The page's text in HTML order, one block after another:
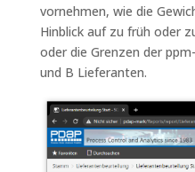
vornehmen, wie die
Hinblick auf zu früh oder
oder die Grenzen der
und B Lieferanten.